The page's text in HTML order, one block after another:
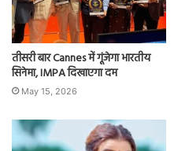
तीसरी बार Cannes में गूंजेगा भारतीय
सिनेमा, IMPA दिखाएगा दम
May 15, 2026